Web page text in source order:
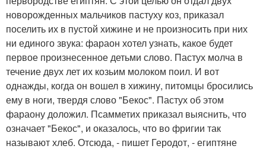
новорожденных мальчиков пастуху коз, приказал
поселить их в пустой хижине и не произносить при них
ни единого звука: фараон хотел узнать, какое будет
первое произнесенное детьми слово. Пастух молча в
течение двух лет их козьим молоком поил. И вот
однажды, когда он вошел в хижину, питомцы бросились
ему в ноги, твердя слово "Бекос". Пастух об этом
фараону доложил. Псамметих приказал выяснить, что
означает "Бекос", и оказалось, что во фригии так
называют хлеб. Отсюда, - пишет Геродот, - египтяне